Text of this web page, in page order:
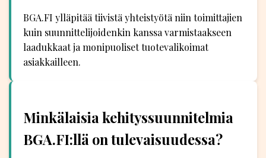
BGA.FI ylläpitää tiivistä yhteistyötä niin toimittajien
kuin suunnittelijoidenkin kanssa varmistaakseen
laadukkaat ja monipuoliset tuotevalikoimat
asiakkailleen.
Minkälaisia kehityssuunnitelmia
BGA.FI:llä on tulevaisuudessa?